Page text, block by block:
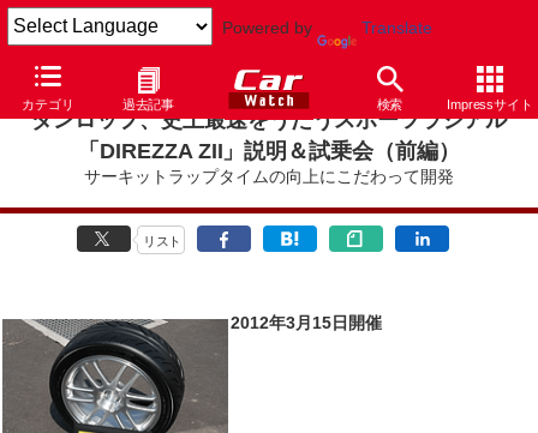
Powered by Translate
カテゴリ 過去記事 検索 Impressサイト
ダンロップ、史上最速をうたうスポーツラジアル
「DIREZZA ZII」説明＆試乗会（前編）
サーキットラップタイムの向上にこだわって開発
リスト
2012年3月15日開催